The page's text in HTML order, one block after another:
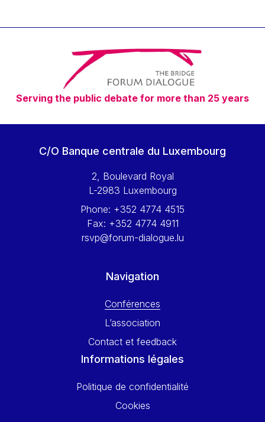
Timothy Radcliffe
Vaclav Klaus
Vassilios Skouris
Vítor Manuel da Silva Caldeira
Viviane Reding
Walter Hagg
Wolfgang Ketterle
Yossi Beillin
Yves FRANCHET
Serving the public debate for more than 25 years
C/O Banque centrale du Luxembourg
2, Boulevard Royal
L-2983 Luxembourg
Phone: +352 4774 4515
Fax: +352 4774 4911
rsvp@forum-dialogue.lu
Navigation
Conférences
L’association
Contact et feedback
Informations légales
Politique de confidentialité
Cookies